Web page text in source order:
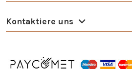
Kontaktiere uns